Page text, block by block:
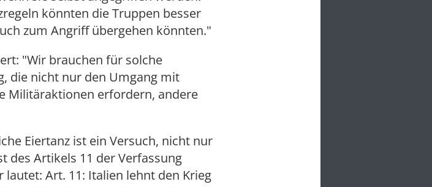
könnten die Truppen besser
zum Angriff übergehen könnten."
"Wir brauchen für solche
die nicht nur den Umgang mit
Militäraktionen erfordern, andere
Eiertanz ist ein Versuch, nicht nur
des Artikels 11 der Verfassung
lautet: Art. 11: Italien lehnt den Krieg